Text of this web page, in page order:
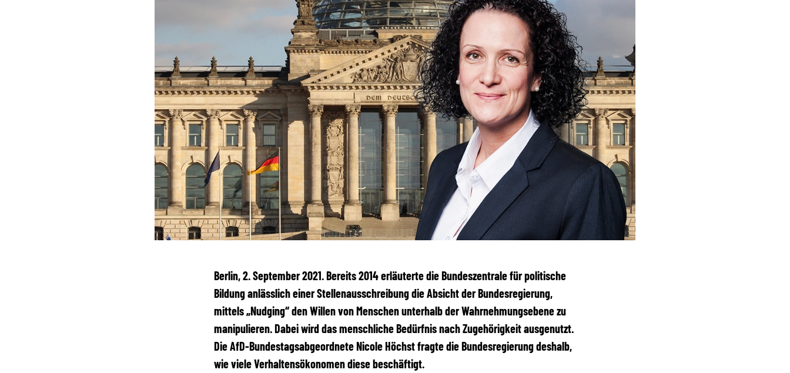
Berlin, 2. September 2021. Bereits 2014 erläuterte die Bundeszentrale für politische
Bildung anlässlich einer Stellenausschreibung die Absicht der Bundesregierung,
mittels „Nudging“ den Willen von Menschen unterhalb der Wahrnehmungsebene zu
manipulieren. Dabei wird das menschliche Bedürfnis nach Zugehörigkeit ausgenutzt.
Die AfD-Bundestagsabgeordnete Nicole Höchst fragte die Bundesregierung deshalb,
wie viele Verhaltensökonomen diese beschäftigt.